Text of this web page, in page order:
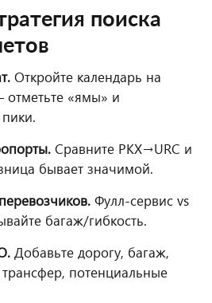
поиска
Откройте календарь на
«ямы» и
Сравните PKX→URC и
бывает значимой.
Фулл-сервис vs
багаж/гибкость.
Добавьте дорогу, багаж,
потенциальные